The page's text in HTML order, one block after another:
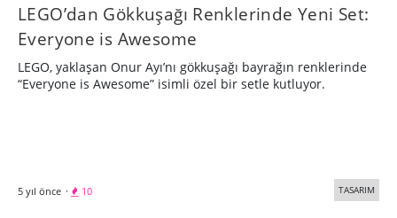
LEGO’dan Gökkuşağı Renklerinde Yeni Set:
Everyone is Awesome
LEGO, yaklaşan Onur Ayı’nı gökkuşağı bayrağın renklerinde
“Everyone is Awesome” isimli özel bir setle kutluyor.
5 yıl önce · 10 TASARIM